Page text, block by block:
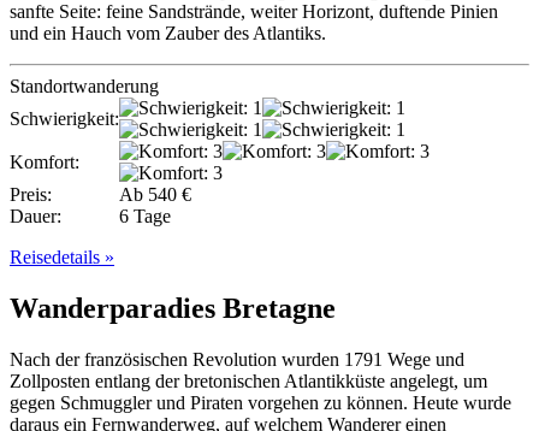
sanfte Seite: feine Sandstrände, weiter Horizont, duftende Pinien
und ein Hauch vom Zauber des Atlantiks.
Standortwanderung
Schwierigkeit:
Komfort:
Preis:
Ab 540 €
Dauer:
6 Tage
Reisedetails »
Wanderparadies Bretagne
Nach der französischen Revolution wurden 1791 Wege und
Zollposten entlang der bretonischen Atlantikküste angelegt, um
gegen Schmuggler und Piraten vorgehen zu können. Heute wurde
daraus ein Fernwanderweg, auf welchem Wanderer einen